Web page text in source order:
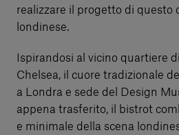
realizzare il progetto di questo
londinese.
Ispirandosi al vicino quartiere
Chelsea, il cuore tradizionale
a Londra e sede del Design
appena trasferito, il bistrot
e minimale della scena